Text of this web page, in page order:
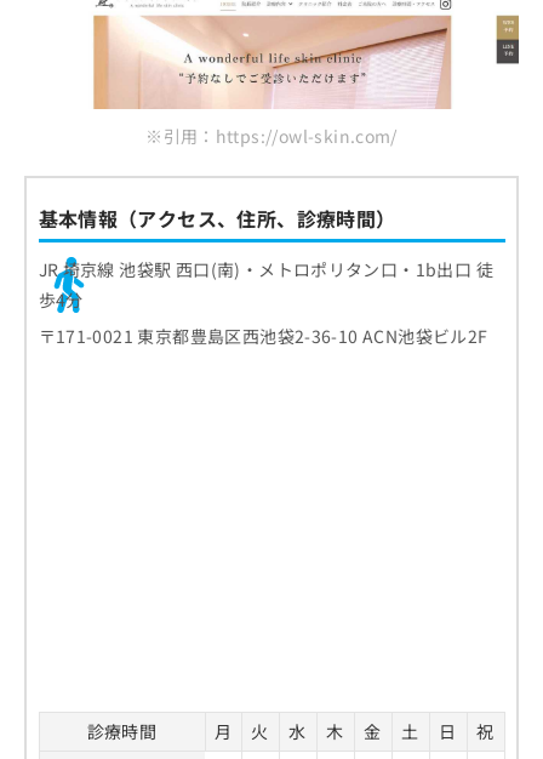
※引用：https://owl-skin.com/
基本情報（アクセス、住所、診療時間）
JR 埼京線 池袋駅 西口(南)・メトロポリタン口・1b出口 徒
歩4分
〒171-0021 東京都豊島区西池袋2-36-10 ACN池袋ビル2F
診療時間 月 火 水 木 金 土 日
祝